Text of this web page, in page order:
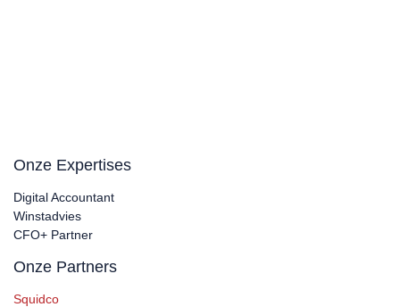
Onze Expertises
Digital Accountant
Winstadvies
CFO+ Partner
Onze Partners
Squidco